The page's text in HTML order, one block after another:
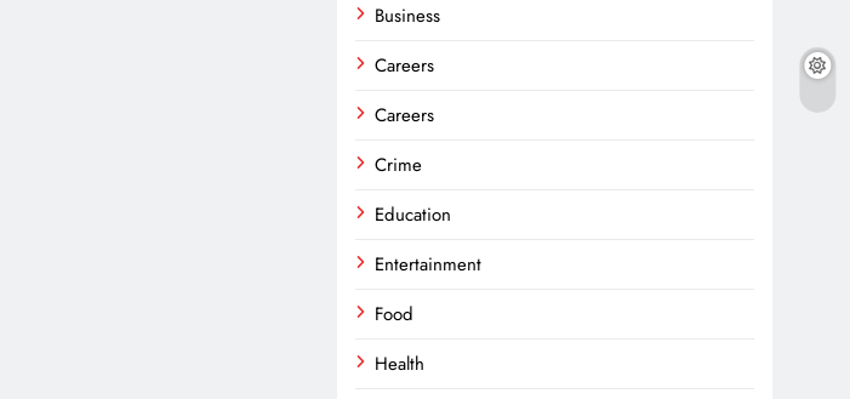
Business
Careers
Careers
Crime
Education
Entertainment
Food
Health